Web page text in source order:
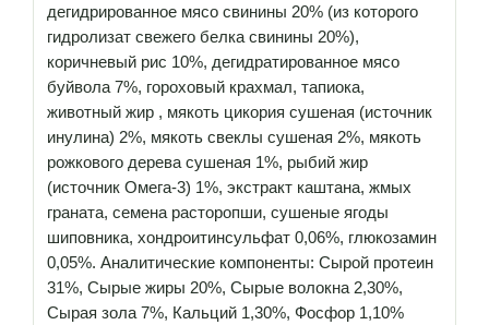
дегидрированное мясо свинины 20% (из которого
гидролизат свежего белка свинины 20%),
коричневый рис 10%, дегидратированное мясо
буйвола 7%, гороховый крахмал, тапиока,
животный жир , мякоть цикория сушеная (источник
инулина) 2%, мякоть свеклы сушеная 2%, мякоть
рожкового дерева сушеная 1%, рыбий жир
(источник Омега-3) 1%, экстракт каштана, жмых
граната, семена расторопши, сушеные ягоды
шиповника, хондроитинсульфат 0,06%, глюкозамин
0,05%. Аналитические компоненты: Сырой протеин
31%, Сырые жиры 20%, Сырые волокна 2,30%,
Сырая зола 7%, Кальций 1,30%, Фосфор 1,10%